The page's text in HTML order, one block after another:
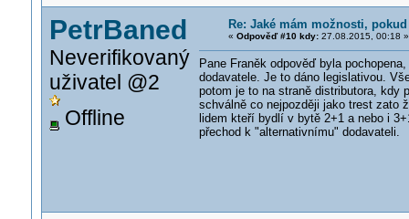
PetrBaned
Neverifikovaný
uživatel @2
Offline
Re: Jaké mám možnosti,
« Odpověď #10 kdy:27.08.2015, 00:18 »
Pane Franěk odpověď byla
dodavatele. Je to dáno legislativou.
potom je to na straně distributora, kdy
schválně co nejpozději jako trest zato
lidem kteří bydlí v bytě 2+1 a nebo i
přechod k "alternativnímu" dodavateli.